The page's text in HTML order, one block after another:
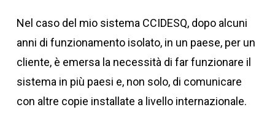
Nel caso del mio sistema CCIDESQ, dopo alcuni
anni di funzionamento isolato, in un paese, per un
cliente, è emersa la necessità di far funzionare il
sistema in più paesi e, non solo, di comunicare
con altre copie installate a livello internazionale.